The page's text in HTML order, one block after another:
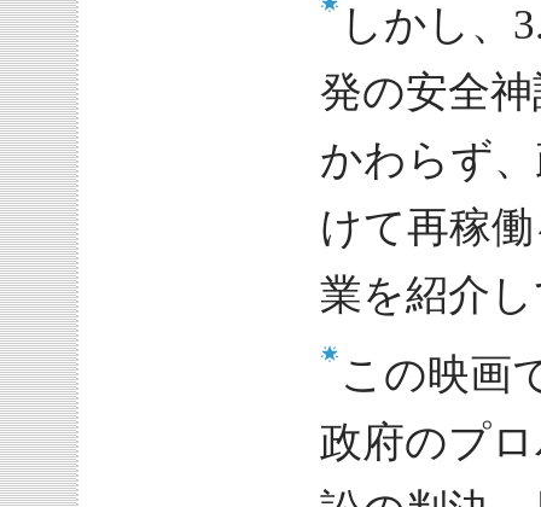
しかし、
発の安全
かわらず
けて再稼
業を紹介
この映画
政府のプ